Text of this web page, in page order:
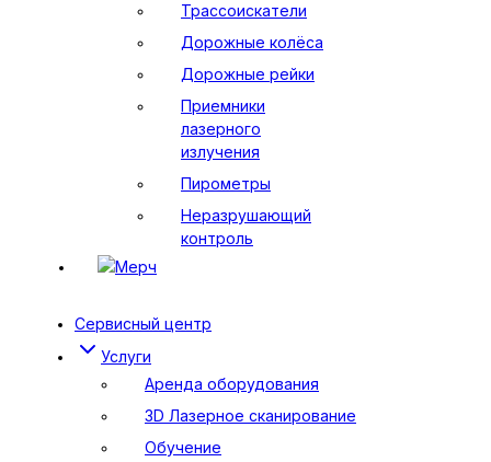
Трассоискатели
Дорожные колёса
Дорожные рейки
Приемники
лазерного
излучения
Пирометры
Неразрушающий
контроль
Мерч
Сервисный центр
Услуги
Аренда оборудования
3D Лазерное сканирование
Обучение